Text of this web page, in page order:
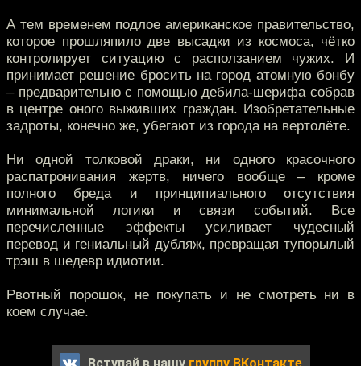
А тем временем подлое американское правительство,
которое прошляпило две высадки из космоса, чётко
контролирует ситуацию с расползанием чужих. И
принимает решение бросить на город атомную бонбу
– предварительно с помощью дебила-шерифа собрав
в центре оного выживших граждан. Изобретательные
задроты, конечно же, убегают из города на вертолёте.
Ни одной толковой драки, ни одного красочного
распатронивания жертв, ничего вообще – кроме
полного бреда и принципиального отсутствия
минимальной логики и связи событий. Все
перечисленные эффекты усиливает чудесный
перевод и гениальный дубляж, превращая тупорылый
трэш в шедевр идиотии.
Рвотный порошок, не покупать и не смотреть ни в
коем случае.